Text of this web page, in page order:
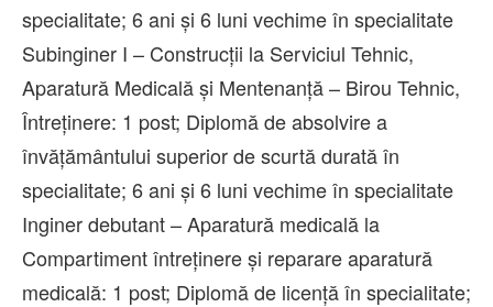
specialitate; 6 ani și 6 luni vechime în specialitate
Subinginer I – Construcții la Serviciul Tehnic,
Aparatură Medicală și Mentenanță – Birou Tehnic,
Întreținere: 1 post; Diplomă de absolvire a
învățământului superior de scurtă durată în
specialitate; 6 ani și 6 luni vechime în specialitate
Inginer debutant – Aparatură medicală la
Compartiment întreținere și reparare aparatură
medicală: 1 post; Diplomă de licență în specialitate;